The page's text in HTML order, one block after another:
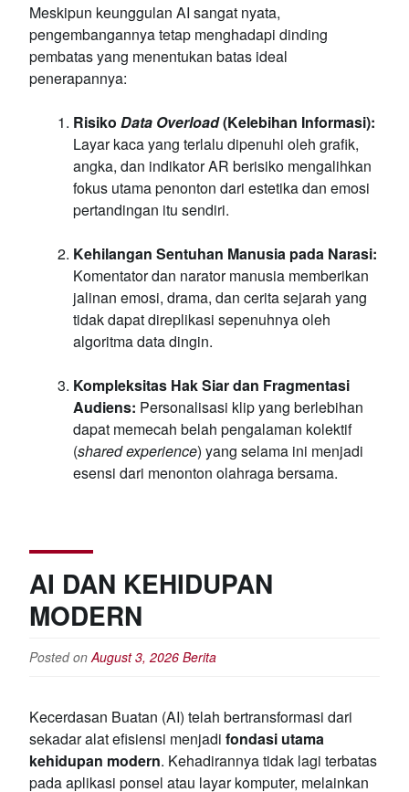
Meskipun keunggulan AI sangat nyata,
pengembangannya tetap menghadapi dinding
pembatas yang menentukan batas ideal
penerapannya:
Risiko Data Overload(Kelebihan Informasi):
Layar kaca yang terlalu dipenuhi oleh grafik,
angka, dan indikator AR berisiko mengalihkan
fokus utama penonton dari estetika dan emosi
pertandingan itu sendiri.
Kehilangan Sentuhan Manusia pada Narasi:
Komentator dan narator manusia memberikan
jalinan emosi, drama, dan cerita sejarah yang
tidak dapat direplikasi sepenuhnya oleh
algoritma data dingin.
Kompleksitas Hak Siar dan Fragmentasi
Audiens: Personalisasi klip yang berlebihan
dapat memecah belah pengalaman kolektif
(shared experience) yang selama ini menjadi
esensi dari menonton olahraga bersama.
AI DAN KEHIDUPAN
MODERN
Posted on August 3, 2026 Berita
Kecerdasan Buatan (AI) telah bertransformasi dari
sekadar alat efisiensi menjadi fondasi utama
kehidupan modern. Kehadirannya tidak lagi terbatas
pada aplikasi ponsel atau layar komputer, melainkan